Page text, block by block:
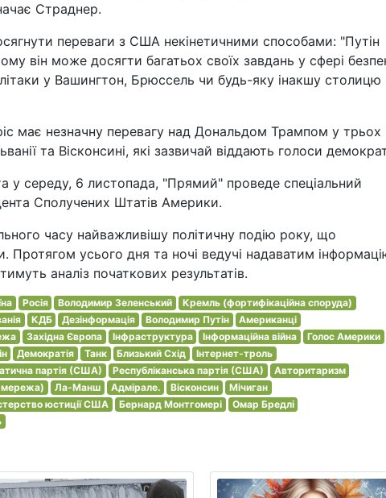
Страднер.
переваги з США некінетичними способами: "Путін
він може досягти багатьох своїх завдань у сфері
у Вашингтон, Брюссель чи будь-яку інакшу столицю
має незначну перевагу над Дональдом Трампом у трьох
та Вісконсині, які зазвичай віддають голоси
у середу, 6 листопада, "Прямий" проведе спеціальний
Сполучених Штатів Америки.
часу найважливішу політичну подію року, що
Протягом усього дня та ночі ведучі надаватим
аналіз початкових результатів.
Росія Володимир Зеленський
Кремль (фортифікаційна споруда)
КДБ Дезінформація Володимир Путін
Американці
Західна Європа Інфраструктура Інформаційна війна
Голос Америки
Демократія Танк Близький Схід
Інтернет-троль
партія (США) Республіканська партія (США)
Авторитаризм
мережа) Ла-Манш Адмірале. Вісконсин
Мічиган
юстиції США Бернард Монтгомері
Омар Бредлі